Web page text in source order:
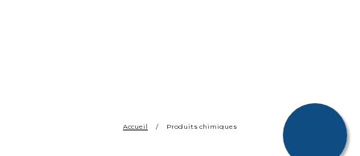
Accueil / Produits chimiques